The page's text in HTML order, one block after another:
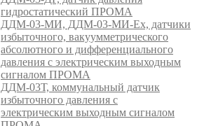
гидростатический ПРОМА
ДДМ-03-МИ, ДДМ-03-МИ-Ех, датчики
избыточного, вакуумметрического
абсолютного и дифференциального
давления с электрическим выходным
сигналом ПРОМА
ДДМ-03Т, коммунальный датчик
избыточного давления с
электрическим выходным сигналом